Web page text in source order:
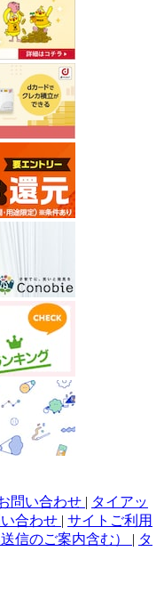
問い合わせ | タイアッ
合わせ | サイトご利用
信のご案内含む） | タ